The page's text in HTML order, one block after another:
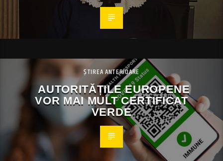
ȘTIREA ANTERIOARE
AUTORITĂȚILE EUROPENE
VOR MAI MULT CERTIFICAT
VERDE